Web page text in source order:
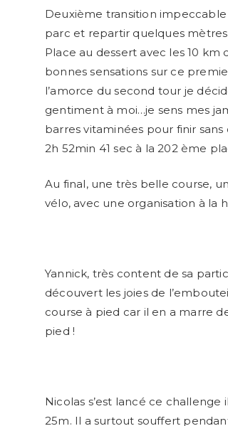
Deuxième transition impeccable
parc et repartir quelques
Place au dessert avec les 10 km
bonnes sensations sur ce
l’amorce du second tour je
gentiment à moi…je sens mes
barres vitaminées pour finir
2h 52min 41 sec à la 202 ème
Au final, une très belle course,
vélo, avec une organisation à la
Yannick, très content de sa
découvert les joies de
course à pied car il en a marre
pied !
Nicolas s’est lancé ce challenge
25m. Il a surtout souffert